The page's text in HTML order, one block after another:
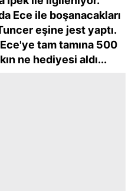
Ece ile boşanacakları
eşine jest yaptı.
tam tamına 500
ne hediyesi aldı...